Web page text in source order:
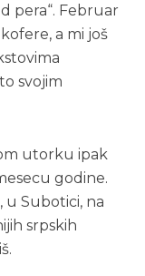
pera“. Februar
a mi još
svojim
utorku ipak
godine.
Subotici, na
srpskih